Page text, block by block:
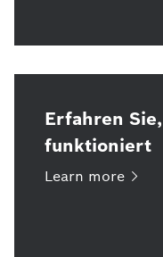
Erfahren
funktioniert
Learn more